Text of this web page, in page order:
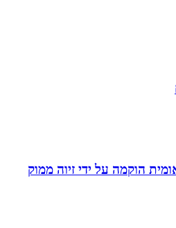
הוקמה על ידי זיוה ממוק